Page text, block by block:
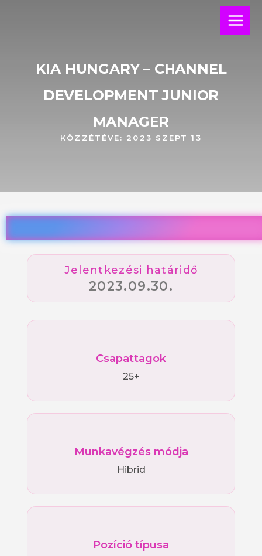
Main
Menu
KIA HUNGARY – CHANNEL
DEVELOPMENT JUNIOR
MANAGER
KÖZZÉTÉVE: 2023 SZEPT 13
Jelentkezési határidő
2023.09.30.
Csapattagok
25+
Munkavégzés módja
Hibrid
Pozíció típusa